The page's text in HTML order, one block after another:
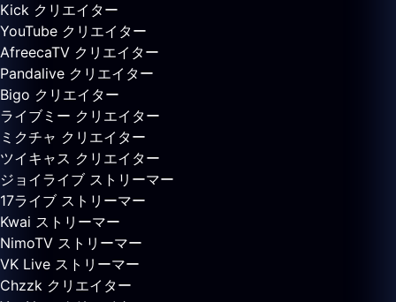
Kick クリエイター
YouTube クリエイター
AfreecaTV クリエイター
Pandalive クリエイター
Bigo クリエイター
ライブミー クリエイター
ミクチャ クリエイター
ツイキャス クリエイター
ジョイライブ ストリーマー
17ライブ ストリーマー
Kwai ストリーマー
NimoTV ストリーマー
VK Live ストリーマー
Chzzk クリエイター